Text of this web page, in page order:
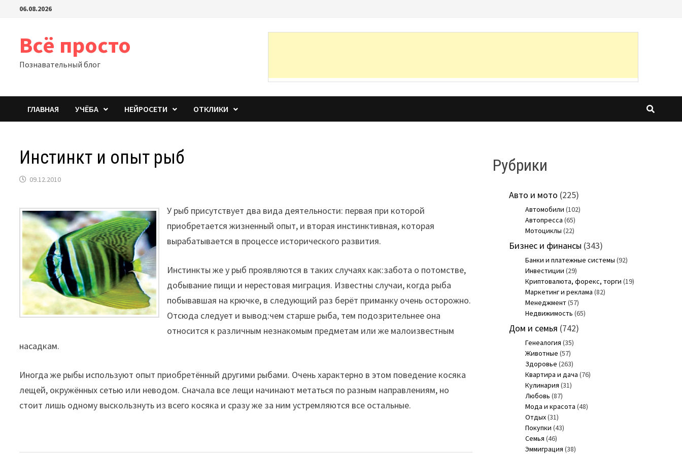
Перейти06.08.2026
Всё просто
Познавательный блог
ГЛАВНАЯ УЧЁБА НЕЙРОСЕТИ ОТКЛИКИ
Инстинкт и опыт рыб
09.12.2010
У рыб присутствует два вида деятельности: первая при которой
приобретается жизненный опыт, и вторая инстинктивная, которая
вырабатывается в процессе исторического развития.
Инстинкты же у рыб проявляются в таких случаях как:забота о потомстве,
добывание пищи и нерестовая миграция. Известны случаи, когда рыба
побывавшая на крючке, в следующий раз берёт приманку очень осторожно.
Отсюда следует и вывод:чем старше рыба, тем подозрительнее она
относится к различным незнакомым предметам или же малоизвестным
насадкам.
Иногда же рыбы используют опыт приобретённый другими рыбами. Очень характерно в этом поведение косяка
лещей, окружённых сетью или неводом. Сначала все лещи начинают метаться по разным направлениям, но
стоит лишь одному выскользнуть из всего косяка и сразу же за ним устремляются все остальные.
Рубрики
Авто и мото (225)
Автомобили (102)
Автопресса (65)
Мотоциклы (22)
Бизнес и финансы (343)
Банки и платежные системы (92)
Инвестиции (29)
Криптовалюта, форекс, торги (19)
Маркетинг и реклама (82)
Менеджмент(57)
Недвижимость (65)
Дом и семья (742)
Генеалогия (35)
Животные (57)
Здоровье (263)
Квартира и дача (76)
Кулинария (31)
Любовь (87)
Мода и красота (48)
Отдых(31)
Покупки (43)
Семья (46)
Эммиграция (38)